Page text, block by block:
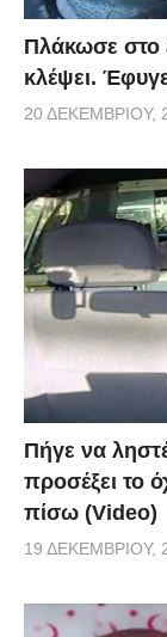
Πλάκωσε στο
κλέψει.
20 ΔΕΚΕΜΒΡΊΟΥ,
Πήγε να
προσέξει το
πίσω (Video)
19 ΔΕΚΕΜΒΡΊΟΥ,